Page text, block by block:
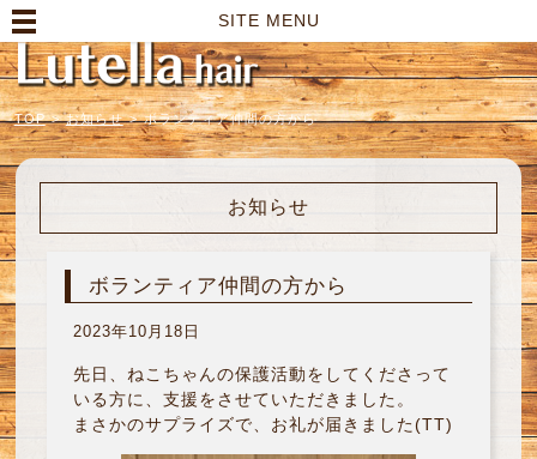
SITE MENU
TOP > お知らせ > ボランティア仲間の方から
お知らせ
ボランティア仲間の方から
2023年10月18日
先日、ねこちゃんの保護活動をしてくださって
いる方に、支援をさせていただきました。
まさかのサプライズで、お礼が届きました(TT)